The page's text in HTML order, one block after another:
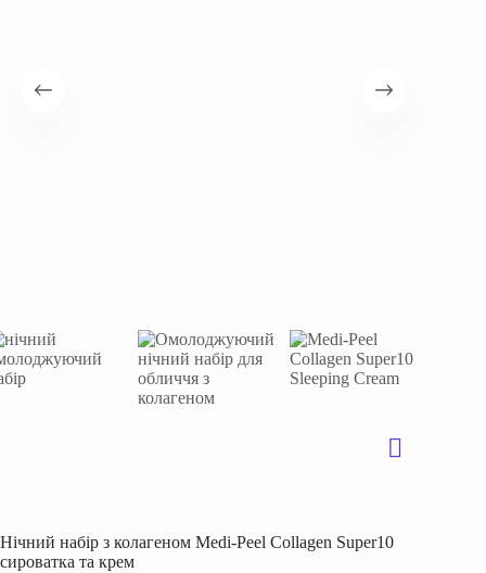
Нічний набір з колагеном Medi-Peel Collagen Super10
сироватка та крем